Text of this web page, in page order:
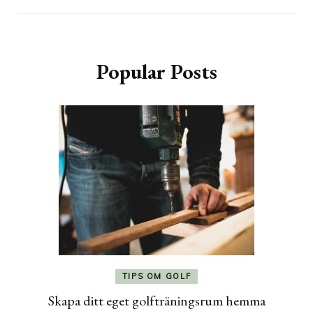
Popular Posts
TIPS OM GOLF
Skapa ditt eget golfträningsrum hemma